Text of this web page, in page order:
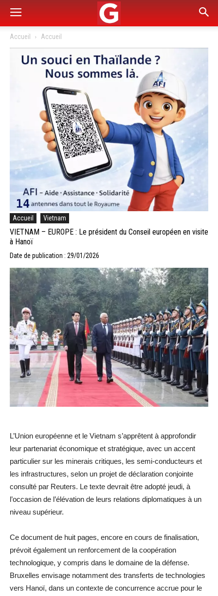
Accueil Accueil
Accueil Vietnam
VIETNAM – EUROPE : Le président du Conseil européen en visite
à Hanoï
Date de publication : 29/01/2026
L’Union européenne et le Vietnam s’apprêtent à approfondir
leur partenariat économique et stratégique, avec un accent
particulier sur les minerais critiques, les semi-conducteurs et
les infrastructures, selon un projet de déclaration conjointe
consulté par Reuters. Le texte devrait être adopté jeudi, à
l’occasion de l’élévation de leurs relations diplomatiques à un
niveau supérieur.
Ce document de huit pages, encore en cours de finalisation,
prévoit également un renforcement de la coopération
technologique, y compris dans le domaine de la défense.
Bruxelles envisage notamment des transferts de technologies
vers Hanoï, dans un contexte de concurrence accrue pour le